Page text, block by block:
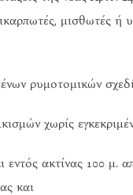
μισθωτές
ρυμοτομικών
χωρίς
εντός ακτίνας 100
και